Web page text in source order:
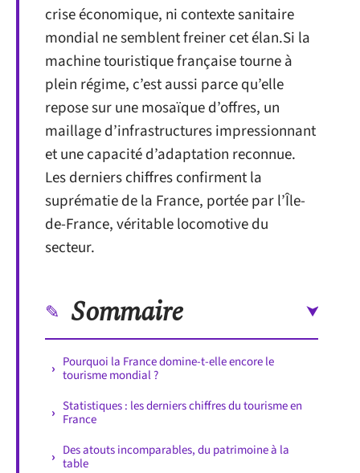
crise économique, ni contexte sanitaire
mondial ne semblent freiner cet élan.Si la
machine touristique française tourne à
plein régime, c’est aussi parce qu’elle
repose sur une mosaïque d’offres, un
maillage d’infrastructures impressionnant
et une capacité d’adaptation reconnue.
Les derniers chiffres confirment la
suprématie de la France, portée par l’Île-
de-France, véritable locomotive du
secteur.
Sommaire
Pourquoi la France domine-t-elle encore le
tourisme mondial ?
Statistiques : les derniers chiffres du tourisme en
France
Des atouts incomparables, du patrimoine à la
table